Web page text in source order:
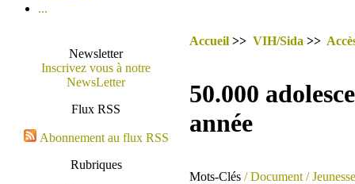
...
Newsletter
Inscrivez vous à notre
NewsLetter
Flux RSS
Abonnement au flux RSS
Rubriques
Accueil >> VIH/Sida >>
50.000
année
Mots-Clés / Document / Jeunesse